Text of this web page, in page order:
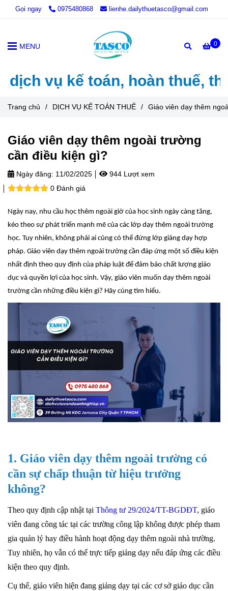
Gọi ngay 0975480868 lienhe.dailythuetasco@gmail.com
0
MENU
kế toán, hoàn thuế, thành
Trang chủ / DỊCH VỤ KẾ TOÁN THUẾ / Giáo viên dạy thêm
Giáo viên dạy thêm ngoài trường
cần điều kiện gì?
Ngày đăng: 11/02/2025
944 Lượt xem
0 Đánh giá
Ngày nay, nhu cầu học thêm ngoài giờ của học sinh ngày càng tăng,
kéo theo sự phát triển mạnh mẽ của các lớp dạy thêm ngoài trường
học. Tuy nhiên, không phải ai cũng có thể đứng lớp giảng dạy hợp
pháp. Giáo viên dạy thêm ngoài trường cần đáp ứng một số điều kiện
nhất định theo quy định của pháp luật để đảm bảo chất lượng giáo
dục và quyền lợi của học sinh. Vậy, giáo viên muốn dạy thêm ngoài
trường cần những điều kiện gì? Hãy cùng tìm hiểu.
1. Giáo viên dạy thêm ngoài trường có
cần sự chấp thuận từ hiệu trưởng
không?
Theo quy định cập nhật tại Thông tư 29/2024/TT-BGDĐT, giáo
viên đang công tác tại các trường công lập không được phép tham
gia quản lý hay điều hành hoạt động dạy thêm ngoài nhà trường.
Tuy nhiên, họ vẫn có thể trực tiếp giảng dạy nếu đáp ứng các điều
kiện theo quy định.
Cụ thể, giáo viên hiện đang giảng dạy tại các cơ sở giáo dục cần